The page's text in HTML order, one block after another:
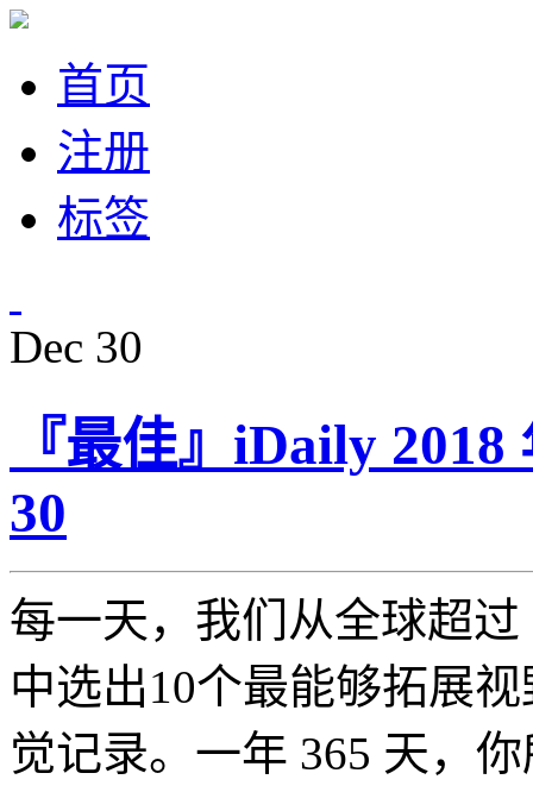
首页
注册
标签
Dec 30
『最佳』iDaily
30
每一天，我们从全球超过
中选出10个最能够拓展
觉记录。一年 365 天，